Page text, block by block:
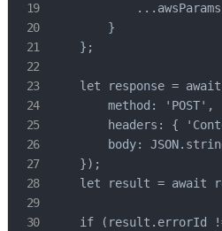
...awsParams
        }
    };
let response =
        method: 'POST',
headers: {
body:
    });
let result = await
if (result.errorId